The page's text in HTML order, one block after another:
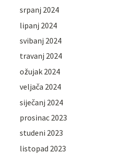
srpanj 2024
lipanj 2024
svibanj 2024
travanj 2024
ožujak 2024
veljača 2024
siječanj 2024
prosinac 2023
studeni 2023
listopad 2023